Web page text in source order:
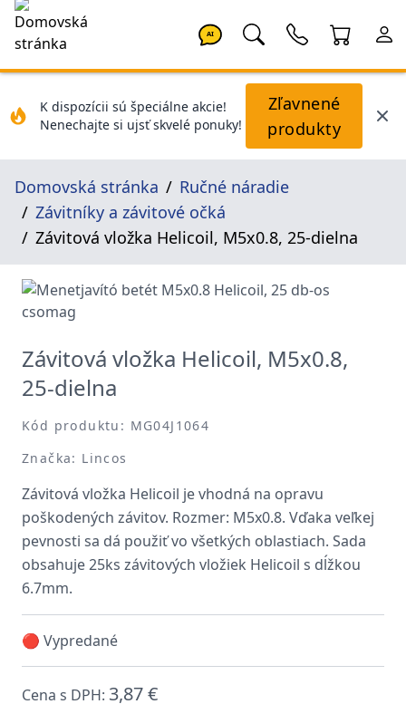
AI
K dispozícii sú špeciálne akcie!
Nenechajte si ujsť skvelé ponuky!
Zľavnené
produkty
Domovská stránka
Ručné náradie
Závitníky a závitové očká
Závitová vložka Helicoil, M5x0.8, 25-dielna
Závitová vložka Helicoil, M5x0.8,
25-dielna
Kód produktu: MG04J1064
Značka: Lincos
Závitová vložka Helicoil je vhodná na opravu
poškodených závitov. Rozmer: M5x0.8. Vďaka veľkej
pevnosti sa dá použiť vo všetkých oblastiach. Sada
obsahuje 25ks závitových vložiek Helicoil s dĺžkou
6.7mm.
🔴 Vypredané
Cena s DPH: 3,87 €